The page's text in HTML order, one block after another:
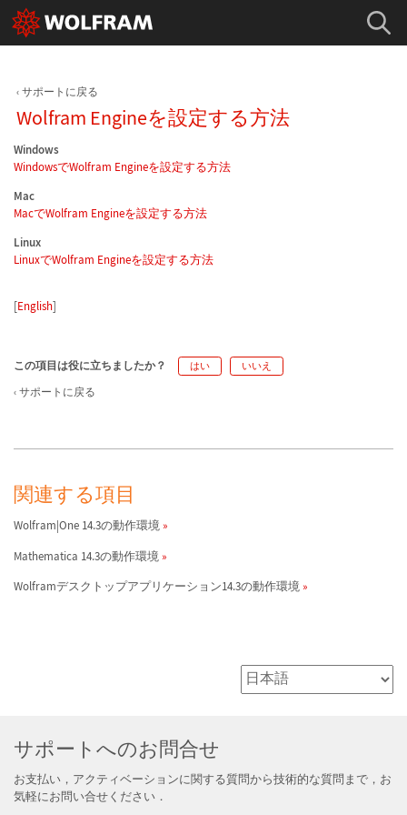
サポートに戻る
Wolfram Engineを設定する方法
Windows
WindowsでWolfram Engineを設定する方法
Mac
MacでWolfram Engineを設定する方法
Linux
LinuxでWolfram Engineを設定する方法
[English]
この項目は役に立ちましたか？ はい いいえ
サポートに戻る
関連する項目
Wolfram|One 14.3の動作環境
Mathematica 14.3の動作環境
Wolframデスクトップアプリケーション14.3の動作環境
サポートへのお問合せ
お支払い，アクティベーションに関する質問から技術的な質問まで，お
気軽にお問い合せください．